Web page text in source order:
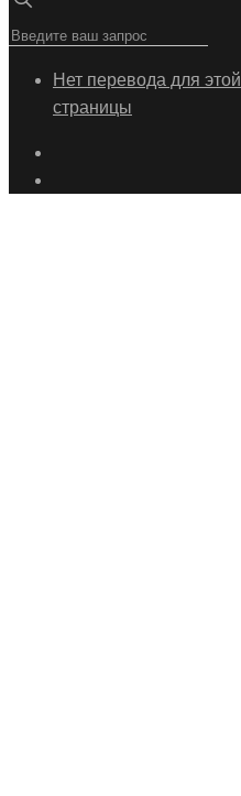
Нет перевода для этой
страницы